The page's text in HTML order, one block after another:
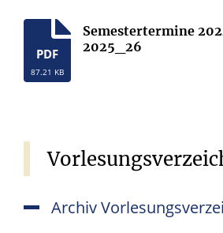
PDF
87.21 KB
Semestertermine
2025_26
Archiv